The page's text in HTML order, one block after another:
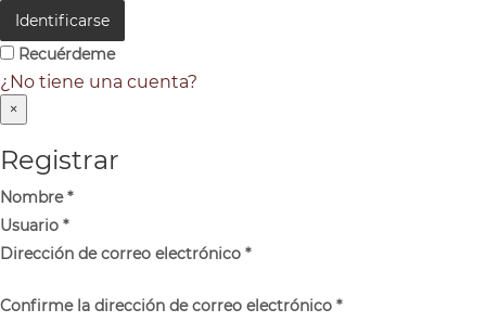
Identificarse
Recuérdeme
¿No tiene una cuenta?
×
Registrar
Nombre*
Usuario *
Dirección de correo electrónico *
Confirme la dirección de correo electrónico *